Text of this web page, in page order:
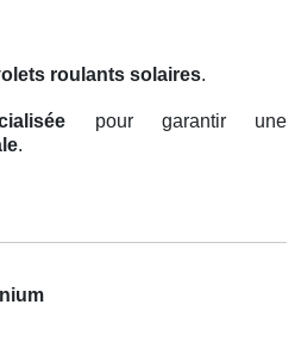
roulants solaires.
pour garantir une
.